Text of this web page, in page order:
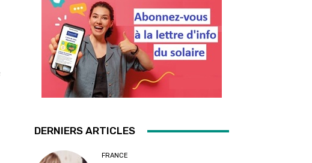
DERNIERS ARTICLES
FRANCE